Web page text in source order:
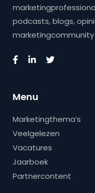
podcasts, blogs,
marketingcommunity
Menu
Marketingthema’s
Veelgelezen
Vacatures
Jaarboek
Partnercontent